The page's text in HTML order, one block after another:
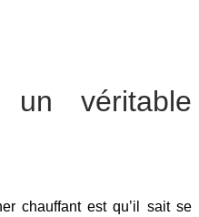
un véritable
chauffant est qu’il sait se